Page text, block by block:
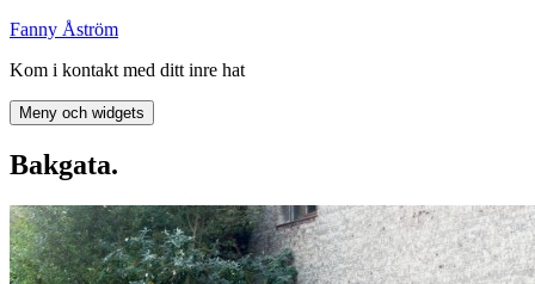
Hoppa
innehåll
Fanny Åström
Kom i kontakt med ditt inre hat
Meny och widgets
Bakgata.